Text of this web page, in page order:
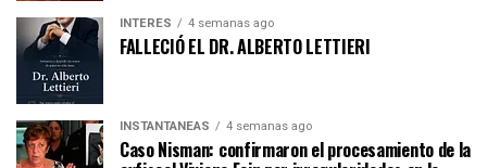
INTERÉS 4 semanas ago
FALLECIÓ EL DR. ALBERTO LETTIERI
INSTANTÁNEAS 4 semanas ago
Caso Nisman: confirmaron el procesamiento de la